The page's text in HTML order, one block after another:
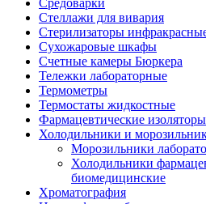
Средоварки
Стеллажи для вивария
Стерилизаторы
Сухожаровые шкафы
Счетные камеры Бюркера
Тележки лабораторные
Термометры
Термостаты жидкостные
Фармацевтические изоляторы
Холодильники и
Морозильники
Холодильники
биомедицинские
Хроматография